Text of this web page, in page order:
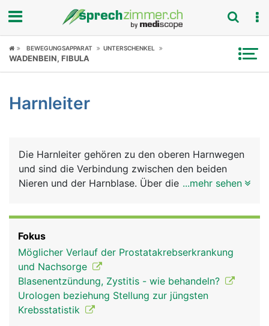
Fokus
Symptome
News
Rubriken
BEWEGUNGSAPPARAT UNTERSCHENKEL
WADENBEIN, FIBULA
Harnleiter
Die Harnleiter gehören zu den oberen Harnwegen
und sind die Verbindung zwischen den beiden
Nieren und der Harnblase. Über die Harnleiter
Harn durch wellenförmige Bewegungen in die
Blase befördern. Die Mündungsstelle liegt an der
Hinterseite der Blasenwand und ist so angelegt,
dass sie wie ein Ventil funktioniert, damit der Urin
nicht in Richtung Nieren zurückfliessen kann.
...mehr sehen
Fokus
Möglicher Verlauf der Prostatakrebserkrankung
und Nachsorge
Blasenentzündung, Zystitis - wie behandeln?
Urologen beziehung Stellung zur jüngsten
Krebsstatistik